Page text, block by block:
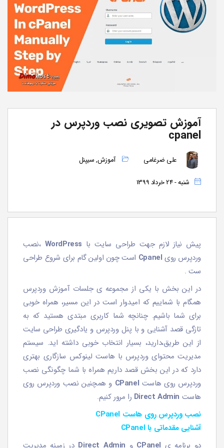
آموزش تصویری نصب وردپرس در
cpanel
علی ضرغامی آموزش,سیپنل
شنبه - 24 خرداد 1399
پیش نیاز لازم جهت طراحی سایت با WordPress ،نصب
وردپرس روی Cpanel است چون اولین گام برای شروع طراحی
ست .
در این بخش با یکی از مجموعه ی جلسات آموزش وردپرس
همگام با شماییم که امیدوار است در این مسیر، همراه خوبی
برای شما باشیم. چنانچه شما کاربری مبتدی هستید که به
تازگی قصد آشنایی و با پنل وردپرس و یادگیری طراحی سایت
از این طریق،دارید، بسیار انتخاب خوبی داشته اید. سیستم
مدیریت محتوای وردپرس با هاست لینوکس سازگاری بهتری
دارد که در این بخش قصد داریم همراه با شما چگونگی نصب
وردپرس روی هاست CPanel و همچنین نصب وردپرس روی
هاست Direct Admin را مرور کنیم.
نصب وردپرس روی هاست CPanel
آشنایی مقدماتی با CPanel
دو برنامه ی CPanel و Direct Admin در زمینه مدیریت